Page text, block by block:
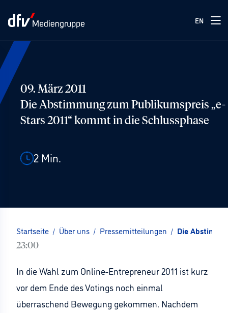
EN
09. März 2011
Die Abstimmung zum Publikumspreis „e-
Stars 2011“ kommt in die Schlussphase
2 Min.
Startseite / Über uns / Pressemitteilungen / Die
23:00
In die Wahl zum Online-Entrepreneur 2011 ist kurz
vor dem Ende des Votings noch einmal
überraschend Bewegung gekommen. Nachdem